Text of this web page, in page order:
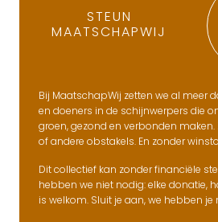
STEUN
MAATSCHAPWIJ
Bij MaatschapWij zetten we al meer
en doeners in de schijnwerpers die
groen, gezond en verbonden
of andere obstakels. En zonder
Dit collectief kan zonder financiële
hebben we niet nodig: elke donatie,
is welkom. Sluit je aan, we hebben je